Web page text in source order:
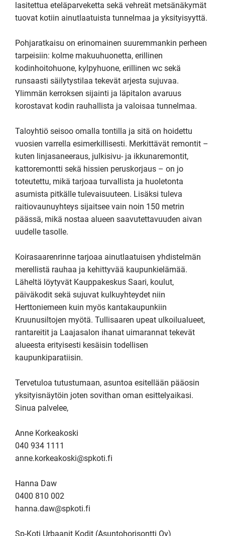
lasitettua eteläparveketta sekä vehreät metsänäkymät
tuovat kotiin ainutlaatuista tunnelmaa ja yksityisyyttä.
Pohjaratkaisu on erinomainen suuremmankin perheen
tarpeisiin: kolme makuuhuonetta, erillinen
kodinhoitohuone, kylpyhuone, erillinen wc sekä
runsaasti säilytystilaa tekevät arjesta sujuvaa.
Ylimmän kerroksen sijainti ja läpitalon avaruus
korostavat kodin rauhallista ja valoisaa tunnelmaa.
Taloyhtiö seisoo omalla tontilla ja sitä on hoidettu
vuosien varrella esimerkillisesti. Merkittävät remontit –
kuten linjasaneeraus, julkisivu- ja ikkunaremontit,
kattoremontti sekä hissien peruskorjaus – on jo
toteutettu, mikä tarjoaa turvallista ja huoletonta
asumista pitkälle tulevaisuuteen. Lisäksi tuleva
raitiovaunuyhteys sijaitsee vain noin 150 metrin
päässä, mikä nostaa alueen saavutettavuuden aivan
uudelle tasolle.
Koirasaarenrinne tarjoaa ainutlaatuisen yhdistelmän
merellistä rauhaa ja kehittyvää kaupunkielämää.
Läheltä löytyvät Kauppakeskus Saari, koulut,
päiväkodit sekä sujuvat kulkuyhteydet niin
Herttoniemeen kuin myös kantakaupunkiin
Kruunusiltojen myötä. Tullisaaren upeat ulkoilualueet,
rantareitit ja Laajasalon ihanat uimarannat tekevät
alueesta erityisesti kesäisin todellisen
kaupunkiparatiisin.
Tervetuloa tutustumaan, asuntoa esitellään pääosin
yksityisnäytöin joten sovithan oman esittelyaikasi.
Sinua palvelee,
Anne Korkeakoski
040 934 1111
anne.korkeakoski@spkoti.fi
Hanna Daw
0400 810 002
hanna.daw@spkoti.fi
Sp-Koti Urbaanit Kodit (Asuntohorisontti Oy)